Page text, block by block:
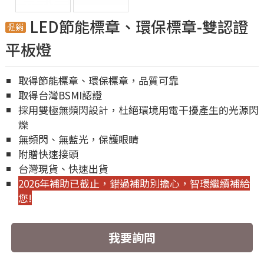
LED節能標章、環保標章-雙認證
平板燈
​取得節能標章、環保標章，品質可靠
取得台灣BSMI認證
採用雙極無頻閃設計，杜絕環境用電干擾產生的光源閃
爍
無頻閃、無藍光，保護眼睛
附贈快速接頭
台灣現貨、快速出貨
2026年補助已截止，錯過補助別擔心，智環繼續補給
您!
我要詢問